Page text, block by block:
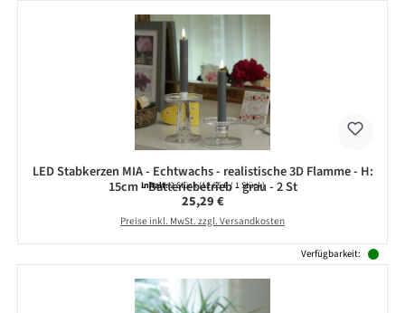
LED Stabkerzen MIA - Echtwachs - realistische 3D Flamme - H:
15cm - Batteriebetrieb - grau - 2 St
Inhalt:2 Stück(12,65 € / 1 Stück)
Regulärer Preis:
25,29 €
Preise inkl. MwSt. zzgl. Versandkosten
Verfügbarkeit: